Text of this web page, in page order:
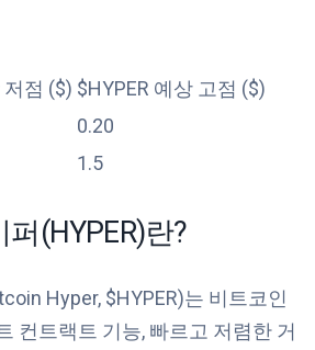
저점 ($) $HYPER 예상 고점 ($)
0.20
1.5
(HYPER)란?
Hyper, $HYPER)는 비트코인
컨트랙트 기능, 빠르고 저렴한 거